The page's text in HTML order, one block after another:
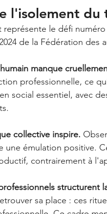
l'isolement du
représente le défi
de la Fédération des
manque
professionnelle, ce
social essentiel, avec
collective inspire.
une émulation positive.
contrairement à
structurent
sa place : ces